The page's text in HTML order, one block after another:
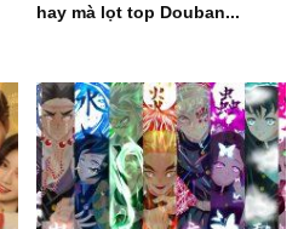
hay mà lọt top Douban...